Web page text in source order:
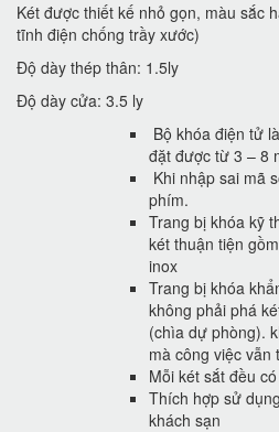
Két được thiết kế nhỏ gọn, màu sắc
tĩnh điện chống trầy xước)
Độ dày thép thân: 1.5ly
Độ dày cửa: 3.5 ly
Bộ khóa điện tử
đặt được từ 3 – 8
Khi nhập sai mã
phím.
Trang bị khóa kỹ
két thuận tiện
inox
Trang bị khóa
không phải phá
(chìa dự phòng).
mà công việc vẫn
Mỗi két sắt đều
Thích hợp sử
khách sạn